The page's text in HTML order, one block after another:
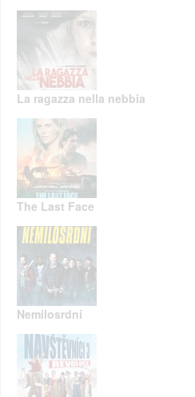
La ragazza nella nebbia
The Last Face
Nemilosrdní